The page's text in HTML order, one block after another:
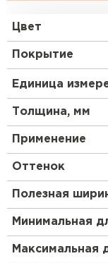
высокой
чем другие
высоте профиля
Цвет
Покрытие
Единица
Толщина, мм
Применение
Оттенок
Полезная
Минимальная
Максимальная